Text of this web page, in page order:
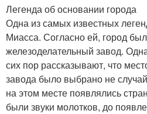
Легенда об основании города
Одна из самых известных
Миасса. Согласно ей, город
железоделательный завод.
сих пор рассказывают, что
завода было выбрано не
на этом месте появлялись
были звуки молотков, до